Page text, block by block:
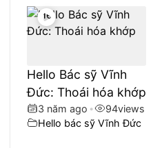
Hello Bác sỹ Vĩnh
Đức: Thoái hóa khớp
3 năm ago • 94views
Hello bác sỹ Vĩnh Đức